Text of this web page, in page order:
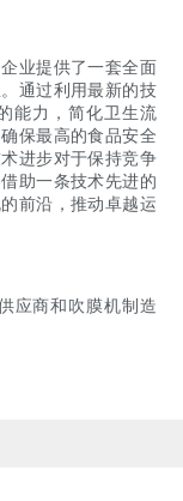
业提供了一套全面
通过利用最新的技
能力，简化卫生流
保最高的食品安全
进步对于保持竞争
助一条技术先进的
前沿，推动卓越运
应商和吹膜机制造